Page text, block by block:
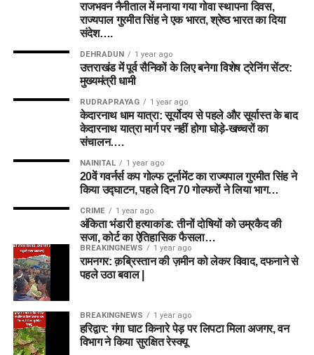
राजभवन नैनीताल में मनाया गया गोवा स्थापना दिवस,
राज्यपाल गुरमीत सिंह ने एक भारत, श्रेष्ठ भारत का दिया
संदेश….
DEHRADUN 1 year ago
उत्तराखंड में पूर्व सैनिकों के लिए बनेगा विशेष ट्रेनिंग सेंटर:
मुख्यमंत्री धामी
RUDRAPRAYAG 1 year ago
केदारनाथ धाम यात्रा: सूर्योदय से पहले और सूर्यास्त के बाद
केदारनाथ यात्रा मार्ग पर नहीं होगा घोड़े-खच्चरों का
संचालन….
NAINITAL 1 year ago
20वें गवर्नर्स कप गोल्फ टूर्नामेंट का राज्यपाल गुरमीत सिंह ने
किया उद्घाटन, पहले दिन 70 गोल्फरों ने लिया भाग…
CRIME 1 year ago
अंकिता भंडारी हत्याकांड: तीनों दोषियों को उम्रकैद की
सजा, कोर्ट का ऐतिहासिक फैसला…
BREAKINGNEWS 1 year ago
रामनगर: क़ब्रिस्तान की ज़मीन को लेकर विवाद, दफनाने से
पहले उठा बवाल |
BREAKINGNEWS 1 year ago
हरिद्वार: गंगा घाट किनारे पेड़ पर लिपटा मिला अजगर, वन
विभाग ने किया सुरक्षित रेस्क्यू